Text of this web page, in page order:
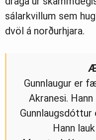
sálarkvillum sem
dvöl á norðurhjara.
Gunnlaugur er
Akranesi.
Gunnlaugsdóttur
Hann